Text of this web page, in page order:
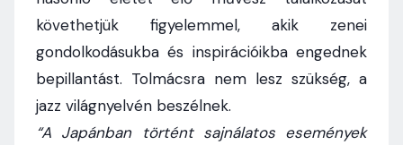
követhetjük figyelemmel, akik zenei
gondolkodásukba és inspirációikba engednek
bepillantást. Tolmácsra nem lesz szükség, a
jazz világnyelvén beszélnek.
“A Japánban történt sajnálatos események